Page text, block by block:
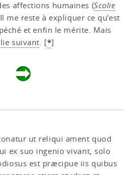
affections humaines (Scolie
me reste à expliquer ce qu’est
et enfin le mérite. Mais
suivant. [*]
ut reliqui ament quod
ex suo ingenio vivant, solo
est præcipue iis quibus